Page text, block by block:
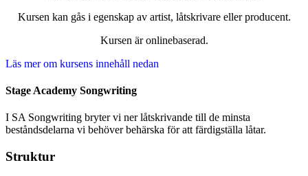
Kursen kan gås i egenskap av artist, låtskrivare eller producent.
Kursen är onlinebaserad.
Läs mer om kursens innehåll nedan
Stage Academy Songwriting
I SA Songwriting bryter vi ner låtskrivande till de minsta
beståndsdelarna vi behöver behärska för att färdigställa låtar.
Struktur